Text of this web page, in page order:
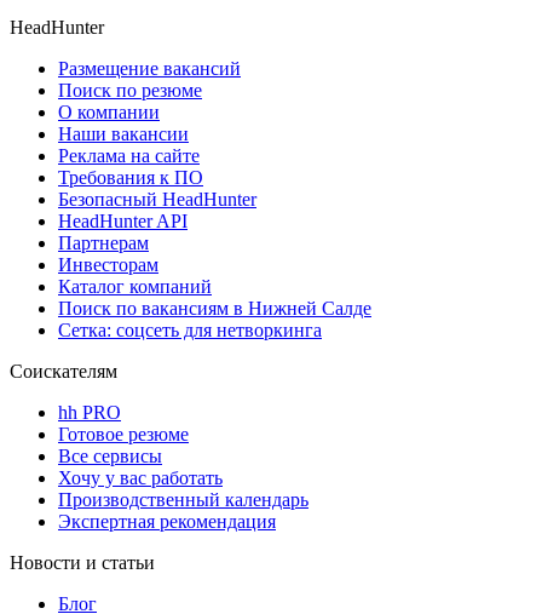
HeadHunter
Размещение вакансий
Поиск по резюме
О компании
Наши вакансии
Реклама на сайте
Требования к ПО
Безопасный HeadHunter
HeadHunter API
Партнерам
Инвесторам
Каталог компаний
Поиск по вакансиям в Нижней Салде
Сетка: соцсеть для нетворкинга
Соискателям
hh PRO
Готовое резюме
Все сервисы
Хочу у вас работать
Производственный календарь
Экспертная рекомендация
Новости и статьи
Блог